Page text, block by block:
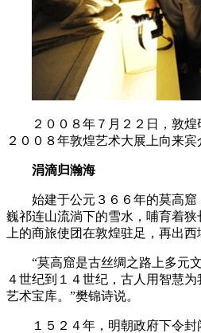
２００８年７月２２日，敦
２００８年敦煌艺术大展上向来
涓滴归瀚海
始建于公元３６６年的莫高
巍祁连山流淌下的雪水，哺育着
上的商旅使团在敦煌驻足，再出西
“莫高窟是古丝绸之路上多元
４世纪到１４世纪，古人用智慧
艺术宝库。”樊锦诗说。
１５２４年，明朝政府下令